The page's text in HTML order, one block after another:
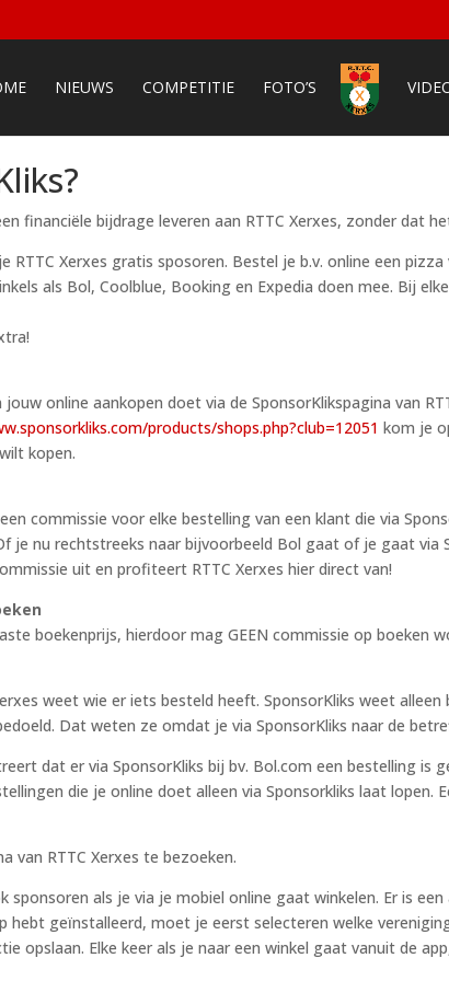
NIEUWS COMPETITIE FOTO’S
financiële bijdrage leveren aan RTTC Xerxes, zonder dat
RTTC Xerxes gratis sposoren. Bestel je b.v. online een
als Bol, Coolblue, Booking en Expedia doen mee. Bij
online aankopen doet via de SponsorKlikspagina van
products/shops.php?club=12051kom je
kopen.
commissie voor elke bestelling van een klant die via
je nu rechtstreeks naar bijvoorbeeld Bol gaat of je gaat
uit en profiteert RTTC Xerxes hier direct van!
boekenprijs, hierdoor mag GEEN commissie op boeken
weet wie er iets besteld heeft. SponsorKliks weet
Dat weten ze omdat je via SponsorKliks naar de
dat er via SponsorKliks bij bv. Bol.com een bestelling
die je online doet alleen via Sponsorkliks laat
van RTTC Xerxes te bezoeken.
sponsoren als je via je mobiel online gaat winkelen. Er is
hebt geïnstalleerd, moet je eerst selecteren welke
opslaan. Elke keer als je naar een winkel gaat vanuit de